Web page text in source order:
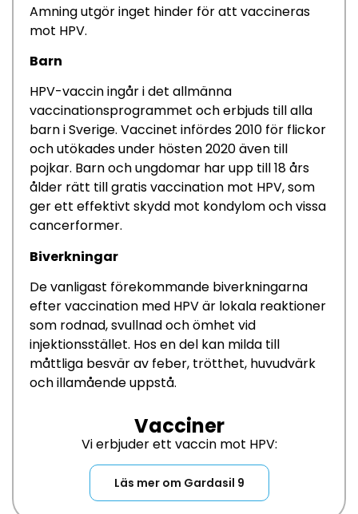
Amning utgör inget hinder för att vaccineras
mot HPV.
Barn
HPV-vaccin ingår i det allmänna
vaccinationsprogrammet och erbjuds till alla
barn i Sverige. Vaccinet infördes 2010 för flickor
och utökades under hösten 2020 även till
pojkar. Barn och ungdomar har upp till 18 års
ålder rätt till gratis vaccination mot HPV, som
ger ett effektivt skydd mot kondylom och vissa
cancerformer.
Biverkningar
De vanligast förekommande biverkningarna
efter vaccination med HPV är lokala reaktioner
som rodnad, svullnad och ömhet vid
injektionsstället. Hos en del kan milda till
måttliga besvär av feber, trötthet, huvudvärk
och illamående uppstå.
Vacciner
Vi erbjuder ett vaccin mot HPV:
Läs mer om Gardasil 9